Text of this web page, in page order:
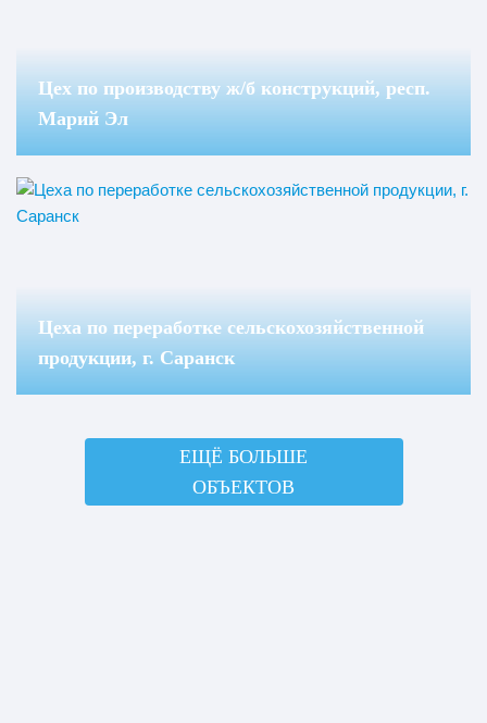
Цех по производству ж/б конструкций, респ.
Марий Эл
Цеха по переработке сельскохозяйственной
продукции, г. Саранск
ЕЩЁ БОЛЬШЕ
ОБЪЕКТОВ